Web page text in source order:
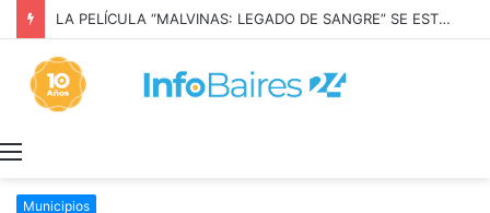
LA PELÍCULA “MALVINAS: LEGADO DE SANGRE” SE ESTRENARÁ EN PRIME VIDEO
Municipios